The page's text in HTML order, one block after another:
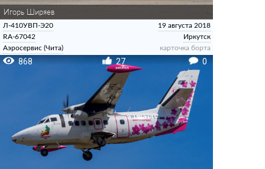
Игорь Ширяев
Л-410УВП-Э20
RA-67042
Аэросервис (Чита)
19 августа 2018
Иркутск
карточка борта
868 27 0